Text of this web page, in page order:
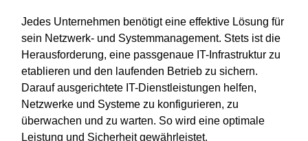
Jedes Unternehmen benötigt eine effektive Lösung für
sein Netzwerk- und Systemmanagement. Stets ist die
Herausforderung, eine passgenaue IT-Infrastruktur zu
etablieren und den laufenden Betrieb zu sichern.
Darauf ausgerichtete IT-Dienstleistungen helfen,
Netzwerke und Systeme zu konfigurieren, zu
überwachen und zu warten. So wird eine optimale
Leistung und Sicherheit gewährleistet.